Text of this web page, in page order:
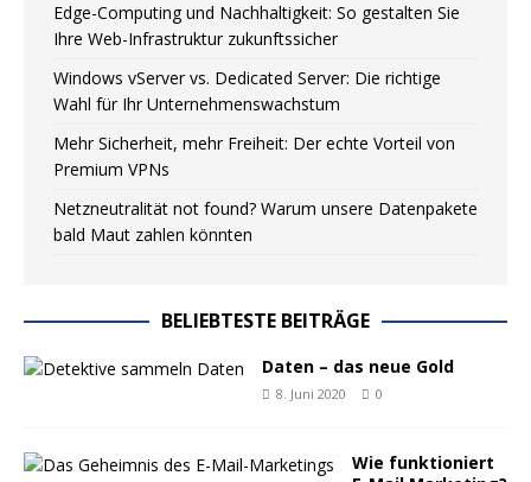
Edge-Computing und Nachhaltigkeit: So gestalten Sie
Ihre Web-Infrastruktur zukunftssicher
Windows vServer vs. Dedicated Server: Die richtige
Wahl für Ihr Unternehmenswachstum
Mehr Sicherheit, mehr Freiheit: Der echte Vorteil von
Premium VPNs
Netzneutralität not found? Warum unsere Datenpakete
bald Maut zahlen könnten
BELIEBTESTE BEITRÄGE
Daten – das neue Gold
8. Juni 2020 0
Wie funktioniert